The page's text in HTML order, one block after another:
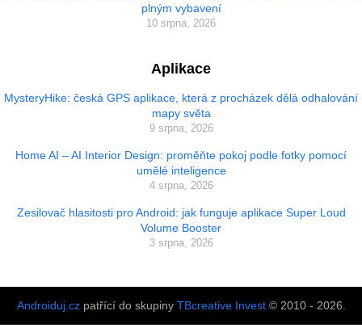
plným vybavení
10 srpna, 2026
Aplikace
MysteryHike: česká GPS aplikace, která z procházek dělá odhalování
mapy světa
9 srpna, 2026
Home AI – AI Interior Design: proměňte pokoj podle fotky pomocí
umělé inteligence
4 srpna, 2026
Zesilovač hlasitosti pro Android: jak funguje aplikace Super Loud
Volume Booster
3 srpna, 2026
Androiduj.czpatřící do skupiny TBcreative Invest© 2010 - 2026.